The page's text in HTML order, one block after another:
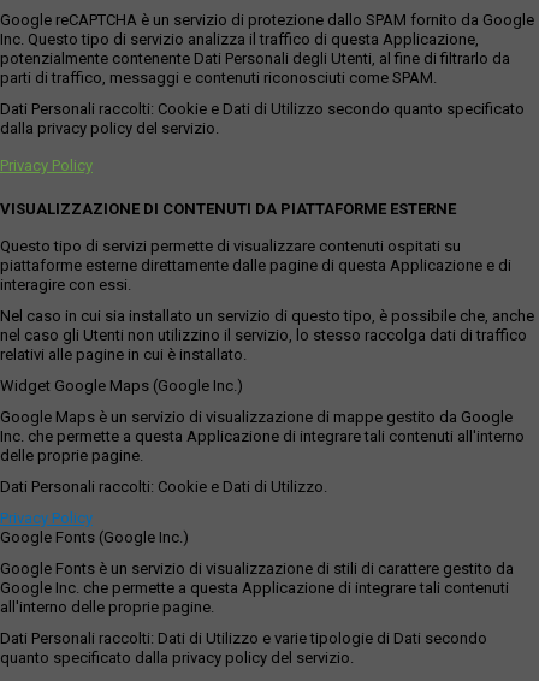
Google reCAPTCHA è un servizio di protezione dallo SPAM fornito da Google
Inc. Questo tipo di servizio analizza il traffico di questa Applicazione,
potenzialmente contenente Dati Personali degli Utenti, al fine di filtrarlo da
parti di traffico, messaggi e contenuti riconosciuti come SPAM.
Dati Personali raccolti: Cookie e Dati di Utilizzo secondo quanto specificato
dalla privacy policy del servizio.
Privacy Policy
VISUALIZZAZIONE DI CONTENUTI DA PIATTAFORME ESTERNE
Questo tipo di servizi permette di visualizzare contenuti ospitati su
piattaforme esterne direttamente dalle pagine di questa Applicazione e di
interagire con essi.
Nel caso in cui sia installato un servizio di questo tipo, è possibile che, anche
nel caso gli Utenti non utilizzino il servizio, lo stesso raccolga dati di traffico
relativi alle pagine in cui è installato.
Widget Google Maps (Google Inc.)
Google Maps è un servizio di visualizzazione di mappe gestito da Google
Inc. che permette a questa Applicazione di integrare tali contenuti all'interno
delle proprie pagine.
Dati Personali raccolti: Cookie e Dati di Utilizzo.
Privacy Policy
Google Fonts (Google Inc.)
Google Fonts è un servizio di visualizzazione di stili di carattere gestito da
Google Inc. che permette a questa Applicazione di integrare tali contenuti
all'interno delle proprie pagine.
Dati Personali raccolti: Dati di Utilizzo e varie tipologie di Dati secondo
quanto specificato dalla privacy policy del servizio.